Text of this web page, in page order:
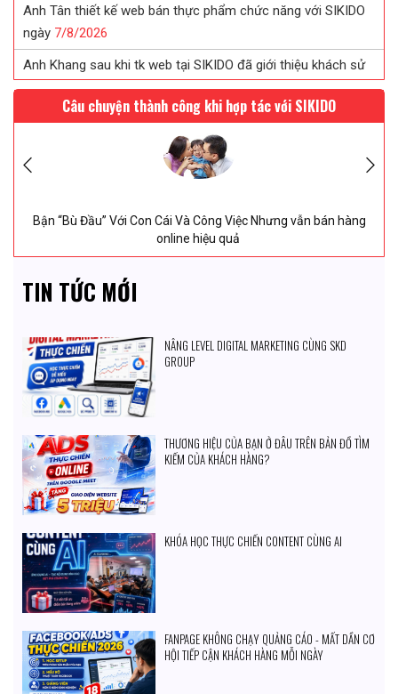
Anh Khang sau khi tk web tại SIKIDO đã giới thiệu khách sử
dụng 7/8/2026
Chị Tuyết đã tin tưởng ký web in ấn sau khi được SIKIDO tư
vấn...7/8/2026
Chị Uyên thiết kế web saloc tóc tại SIKIDO ngày7/8/2026
Anh Hùng sử dụng dịch vụ thiết kế web trọn gói với SIKIDO
ngày
Câu chuyện thành công khi hợp tác với SIKIDO
2 Tháng 27 Ngày Vượt Qua “Ám Ảnh” Từ Ý định dừng
động thành Mở thêm “1 chi nhánh MỚI”
TIN TỨC MỚI
NÂNG LEVEL DIGITAL MARKETING CÙNG SKD
GROUP
THƯƠNG HIỆU CỦA BẠN Ở ĐÂU TRÊN BẢN ĐỒ TÌM
KIẾM CỦA KHÁCH HÀNG?
KHÓA HỌC THỰC CHIẾN CONTENT CÙNG AI
FANPAGE KHÔNG CHẠY QUẢNG CÁO - MẤT DẦN CƠ
HỘI TIẾP CẬN KHÁCH HÀNG MỖI NGÀY